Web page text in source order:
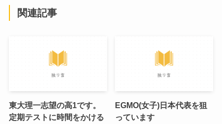
関連記事
東大理一志望の高1です。
定期テストに時間をかける
EGMO(女子)日本代表を狙
っています